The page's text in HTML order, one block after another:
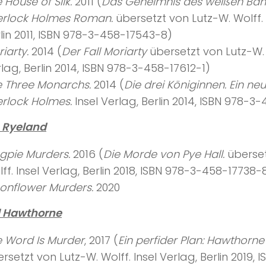
Holmes Roman. übersetzt von Lutz-W. Wolff.
2011, ISBN 978-3-458-17543-8)
2014 (Der Fall Moriartyübersetzt von Lutz-W.
Berlin 2014, ISBN 978-3-458-17612-1)
Three Monarchs. 2014 (Die drei Königinnen. Ein
Holmes. Insel Verlag, Berlin 2014, ISBN 978-
Murders. 2016 (Die Morde von Pye Hall.
Insel Verlag, Berlin 2018, ISBN 978-3-458-17738-
Murders. 2020
Word Is Murder, 2017 (Ein perfider Plan:
von Lutz-W. Wolff. Insel Verlag, Berlin 2019,